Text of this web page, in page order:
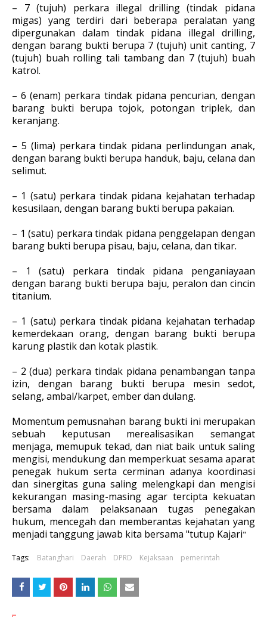
– 7 (tujuh) perkara illegal drilling (tindak pidana
migas) yang terdiri dari beberapa peralatan yang
dipergunakan dalam tindak pidana illegal drilling,
dengan barang bukti berupa 7 (tujuh) unit canting, 7
(tujuh) buah rolling tali tambang dan 7 (tujuh) buah
katrol.
– 6 (enam) perkara tindak pidana pencurian, dengan
barang bukti berupa tojok, potongan triplek, dan
keranjang.
– 5 (lima) perkara tindak pidana perlindungan anak,
dengan barang bukti berupa handuk, baju, celana dan
selimut.
– 1 (satu) perkara tindak pidana kejahatan terhadap
kesusilaan, dengan barang bukti berupa pakaian.
– 1 (satu) perkara tindak pidana penggelapan dengan
barang bukti berupa pisau, baju, celana, dan tikar.
– 1 (satu) perkara tindak pidana penganiayaan
dengan barang bukti berupa baju, peralon dan cincin
titanium.
– 1 (satu) perkara tindak pidana kejahatan terhadap
kemerdekaan orang, dengan barang bukti berupa
karung plastik dan kotak plastik.
– 2 (dua) perkara tindak pidana penambangan tanpa
izin, dengan barang bukti berupa mesin sedot,
selang, ambal/karpet, ember dan dulang.
Momentum pemusnahan barang bukti ini merupakan
sebuah keputusan merealisasikan semangat
menjaga, memupuk tekad, dan niat baik untuk saling
mengisi, mendukung dan memperkuat sesama aparat
penegak hukum serta cerminan adanya koordinasi
dan sinergitas guna saling melengkapi dan mengisi
kekurangan masing-masing agar tercipta kekuatan
bersama dalam pelaksanaan tugas penegakan
hukum, mencegah dan memberantas kejahatan yang
menjadi tanggung jawab kita bersama "tutup Kajari"
Tags: Batanghari Daerah DPRD Kejaksaan pemerintah